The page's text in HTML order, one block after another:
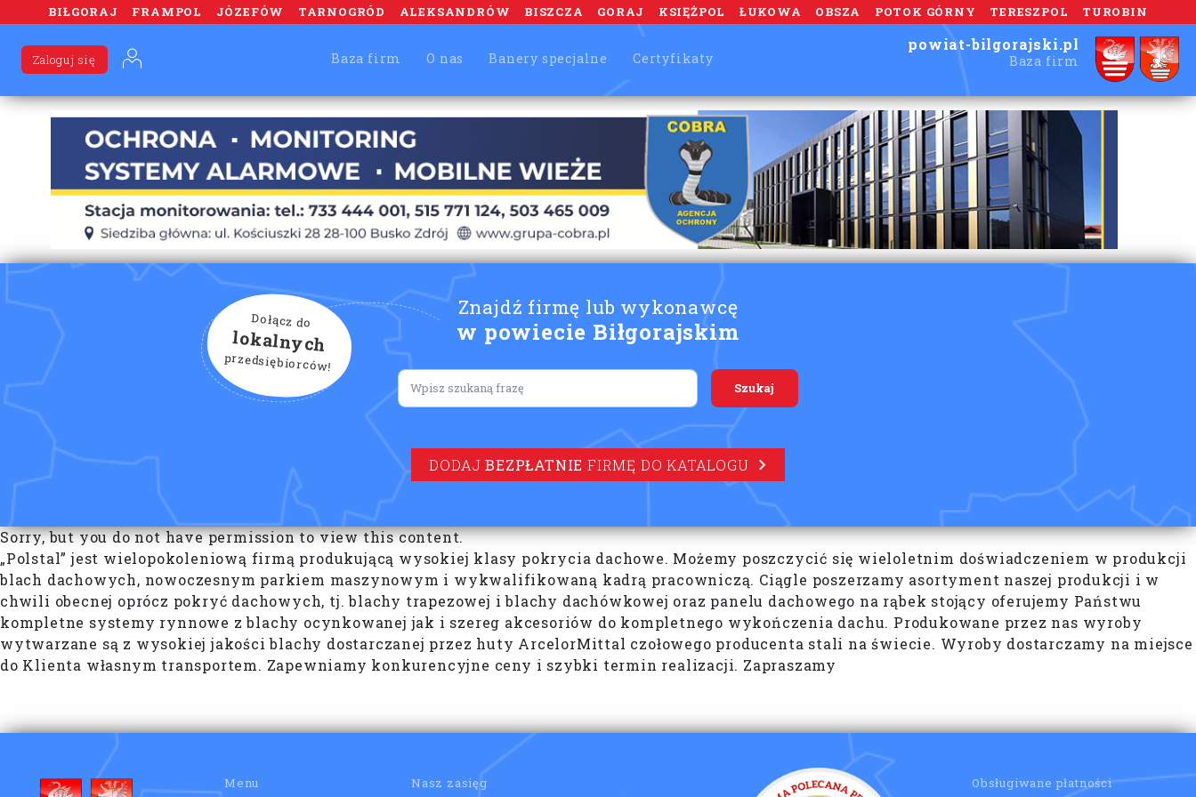
BIŁGORAJ FRAMPOL JÓZEFÓW TARNOGRÓD ALEKSANDRÓW BISZCZA GORAJ KSIĘŻPOL ŁUKOWA OBSZA POTOK GÓRNY TERESZPOL TUROBIN
Baza firm O nas Banery specjalne Certyfikaty
Zaloguj się
powiat-bilgorajski.pl
Baza firm
Znajdź firmę lub wykonawcę
w powiecie Biłgorajskim
Dołącz do
lokalnych
przedsiębiorców!
Lorem ipsum
DODAJBEZPŁATNIE FIRMĘ DO KATALOGU
Sorry, but you do not have permission to view this content.
„Polstal” jest wielopokoleniową firmą produkującą wysokiej klasy pokrycia dachowe. Możemy poszczycić się wieloletnim doświadczeniem w produkcji
blach dachowych, nowoczesnym parkiem maszynowym i wykwalifikowaną kadrą pracowniczą. Ciągle poszerzamy asortyment naszej produkcji i w
chwili obecnej oprócz pokryć dachowych, tj. blachy trapezowej i blachy dachówkowej oraz panelu dachowego na rąbek stojący oferujemy Państwu
kompletne systemy rynnowe z blachy ocynkowanej jak i szereg akcesoriów do kompletnego wykończenia dachu. Produkowane przez nas wyroby
wytwarzane są z wysokiej jakości blachy dostarczanej przez huty ArcelorMittal czołowego producenta stali na świecie. Wyroby dostarczamy na miejsce
do Klienta własnym transportem. Zapewniamy konkurencyjne ceny i szybki termin realizacji. Zapraszamy
Menu
Nasz zasięg
Obsługiwane płatności